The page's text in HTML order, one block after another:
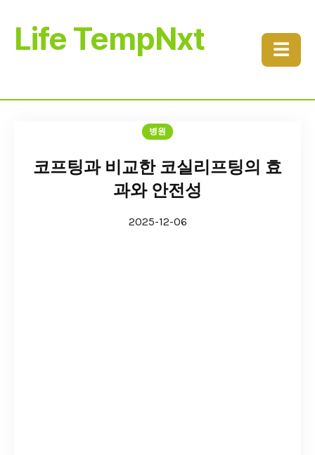
Life TempNxt ☰
병원
코프팅과 비교한 코실리프팅의 효
과와 안전성
2025-12-06